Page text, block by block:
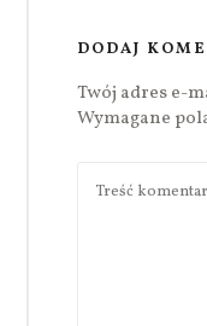
DODAJ
Twój adres e-
Wymagane